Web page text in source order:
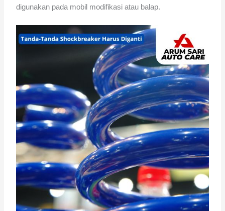
digunakan pada mobil modifikasi atau balap.